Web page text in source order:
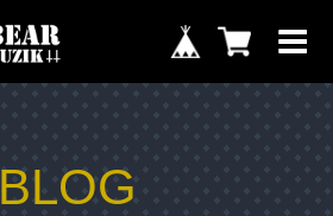
BLOG